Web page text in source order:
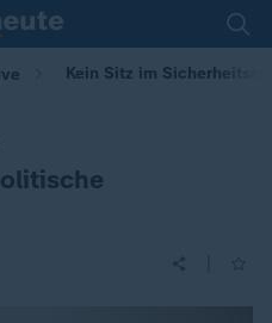
Kein Sitz im